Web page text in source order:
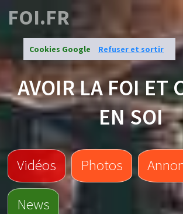
Cookies Google Refuser et sortir
FOI.FR
AVOIR LA FOI ET
EN SOI
Vidéos Photos
News